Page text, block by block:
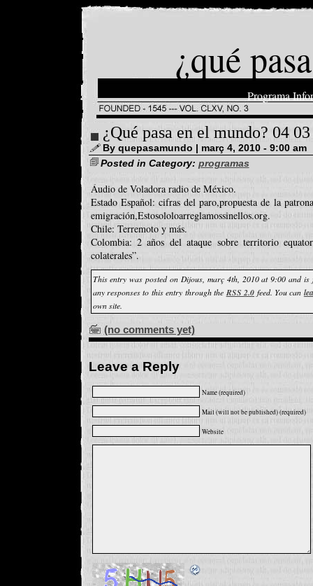
¿qué
Programa
¿Qué pasa en el mundo? 04
By quepasamundo | març 4, 2010 - 9:00 am
Posted in Category: programas
Áudio de Voladora radio de México.
Estado Español: cifras del paro,propuesta de la
emigración,Estosololoarreglamossinellos.org.
Chile: Terremoto y más.
Colombia: 2 años del ataque sobre territorio
colaterales”.
This entry was posted on Dijous, març 4th, 2010 at 9:00 and
any responses to this entry through the RSS 2.0 feed. You can
own site.
(no comments yet)
Leave a Reply
Name (required)
Mail (will not be published) (required)
Website